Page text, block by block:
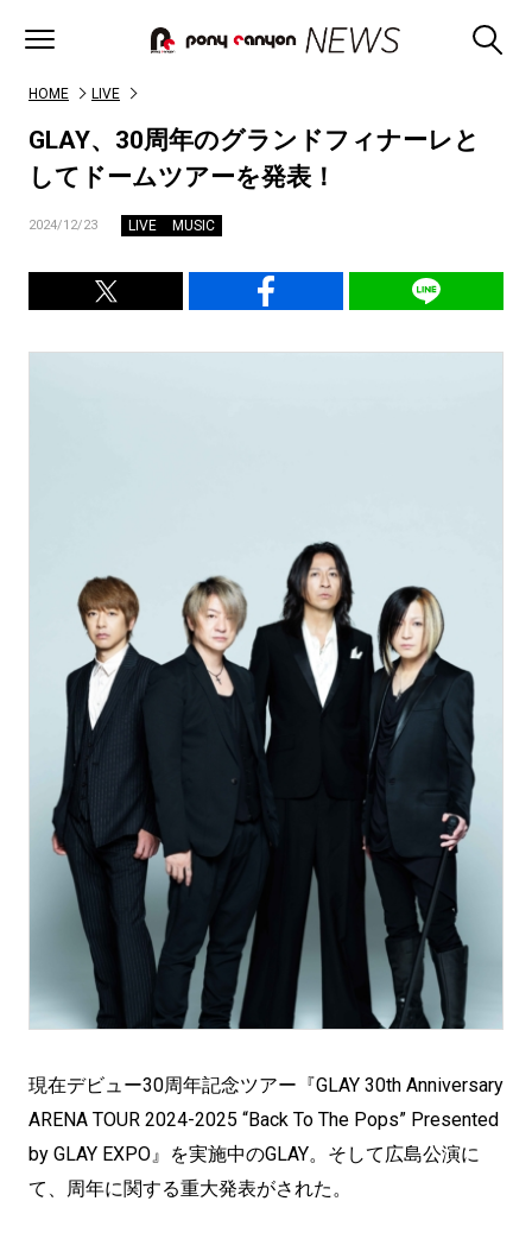
HOME LIVE
GLAY、30周年のグランドフィナーレと
してドームツアーを発表！
2024/12/23 LIVE MUSIC
現在デビュー30周年記念ツアー『GLAY 30th Anniversary
ARENA TOUR 2024-2025 “Back To The Pops” Presented
by GLAY EXPO』を実施中のGLAY。そして広島公演に
て、周年に関する重大発表がされた。